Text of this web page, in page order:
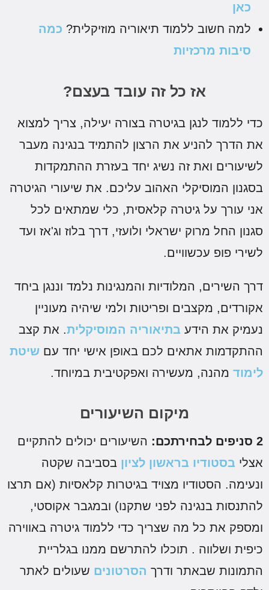
כאן
למה חשוב ללמוד תיאוריה מוזיקלית?כמה
סיבות מרכזיות
אז כל זה עובד בעצם?
ללמוד לנגן בגיטרה בצורה יעילה, צריך למצוא
הדרך להניע את הרצון להתמיד בנגינה מעבר
ואת זה נשיג יחד בעזרת ההתמקדות
המוסיקלי האהוב עליכם. את שיעורי הגיטרה
עורך על גיטרה קלאסית, כלי שמתאים לכל
החל מרוק ישראלי ולועזי, דרך בלוז וג'אז ועד
פופ עכשוויים.
השירים, המלודיות והמנגינות נלמד וננגן ביחד
מקצבים ופריטות ולמי שיהיה מעוניין
את הידעבתיאוריה המוסיקלית. את קצב
אתאים לכם באופן אישי יחד עםשיטת
מהנה, מעשירה ואפקטיבית במיוחד.
מיקום השיעורים
השיעורים יכולים להתקיים
בסטודיו בראשון לציוןבסביבה שקטה
הסטודיו מצויד בגיטרות קלאסיות (אם תרצו
בנגינה לפני שתקנו) ובמגבר אקוסטי,
את כל מה שצריך כדי ללמוד גיטרה באווירה
ושלווה . תוכלו להתרשם ממנו בגלריית
שבאתר ודרךהסרטוניםשעולים לאתר